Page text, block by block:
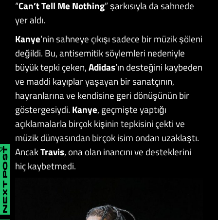
“Can’t Tell Me Nothing” şarkısıyla da sahnede
yer aldı.
Kanye‘nin sahneye çıkışı sadece bir müzik şöleni
değildi. Bu, antisemitik söylemleri nedeniyle
büyük tepki çeken,Adidas‘ın desteğini kaybeden
ve maddi kayıplar yaşayan bir sanatçının,
hayranlarına ve kendisine geri dönüşünün bir
göstergesiydi. Kanye, geçmişte yaptığı
açıklamalarla birçok kişinin tepkisini çekti ve
müzik dünyasından birçok isim ondan uzaklaştı.
AncakTravis, ona olan inancını ve desteklerini
hiç kaybetmedi.
NEXT POST